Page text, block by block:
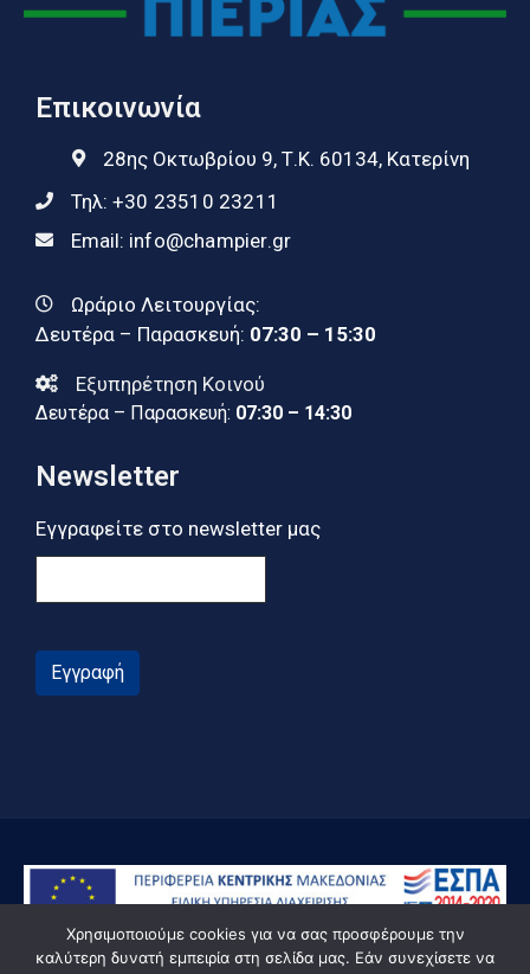
Επικοινωνία
28ης Οκτωβρίου 9, Τ.Κ. 60134, Κατερίνη
Τηλ: +30 23510 23211
Email: info@champier.gr
Ωράριο Λειτουργίας:
Δευτέρα – Παρασκευή: 07:30 – 15:30
Εξυπηρέτηση Κοινού
Δευτέρα – Παρασκευή: 07:30 – 14:30
Newsletter
Εγγραφείτε στο newsletter μας
Εγγραφή
Χρησιμοποιούμε cookies για να σας προσφέρουμε την
καλύτερη δυνατή εμπειρία στη σελίδα μας. Εάν συνεχίσετε να